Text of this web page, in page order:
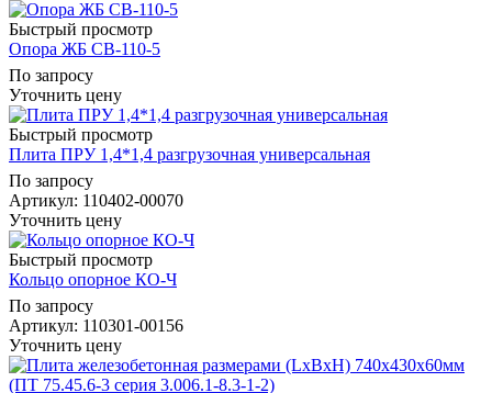
Быстрый просмотр
Опора ЖБ СВ-110-5
По запросу
Уточнить цену
Быстрый просмотр
Плита ПРУ 1,4*1,4 разгрузочная универсальная
По запросу
Артикул: 110402-00070
Уточнить цену
Быстрый просмотр
Кольцо опорное КО-Ч
По запросу
Артикул: 110301-00156
Уточнить цену